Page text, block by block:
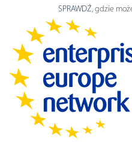
SPRAWDŹ, gdzie